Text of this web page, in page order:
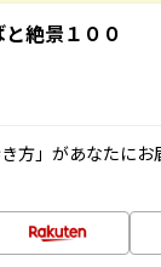
絶景１００
方」があなたに